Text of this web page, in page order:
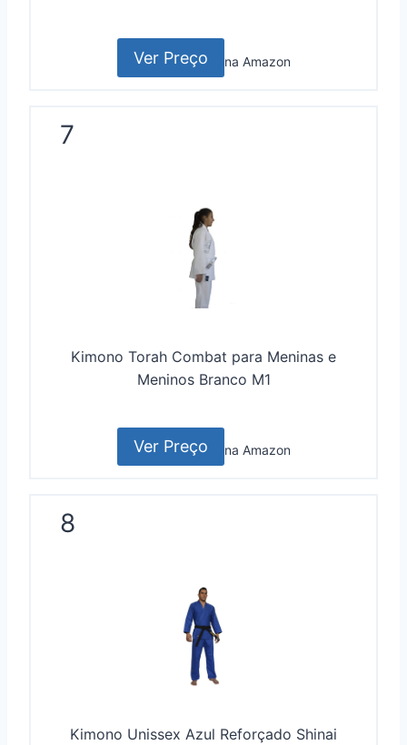
Ver Preço na Amazon
7
Kimono Torah Combat para Meninas e
Meninos Branco M1
Ver Preço na Amazon
8
Kimono Unissex Azul Reforçado Shinai